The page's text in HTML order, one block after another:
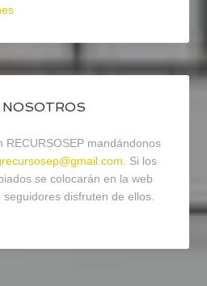
NOSOTROS
RECURSOSEP mandándonos
. Si los
se colocarán en la web
disfruten de ellos.